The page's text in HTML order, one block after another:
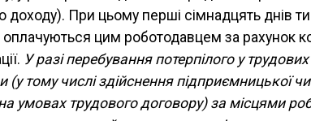
доходу). При цьому перші сімнадцять днів
оплачуються цим роботодавцем за рахунок
У разі перебування потерпілого у
тому числі здійснення підприємницької чи
умовах трудового договору) за місцями